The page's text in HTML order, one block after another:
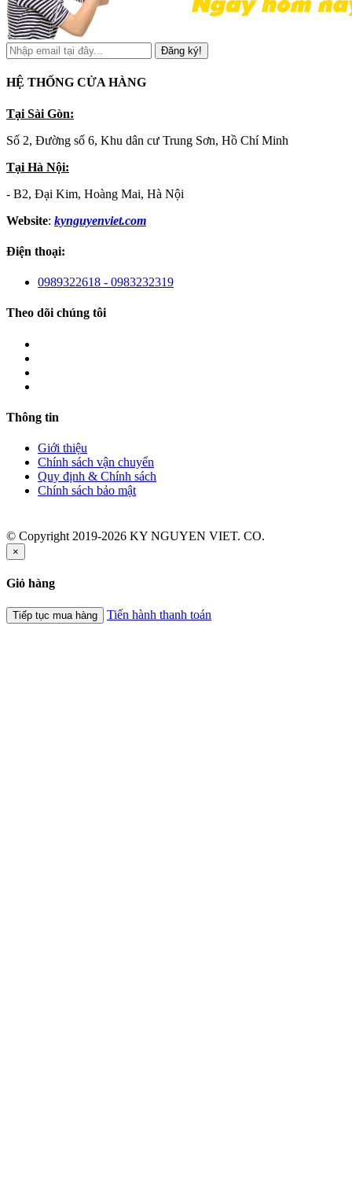
Đăng ký!
HỆ THỐNG CỬA HÀNG
Tại Sài Gòn:
Số 2, Đường số 6, Khu dân cư Trung Sơn, Hồ Chí Minh
Tại Hà Nội:
- B2, Đại Kim, Hoàng Mai, Hà Nội
Website: kynguyenviet.com
Điện thoại:
0989322618 - 0983232319
Theo dõi chúng tôi
Thông tin
Giới thiệu
Chính sách vận chuyển
Quy định & Chính sách
Chính sách bảo mật
© Copyright 2019-2026 KY NGUYEN VIET. CO.
×
Giỏ hàng
Tiếp tục mua hàng Tiến hành thanh toán